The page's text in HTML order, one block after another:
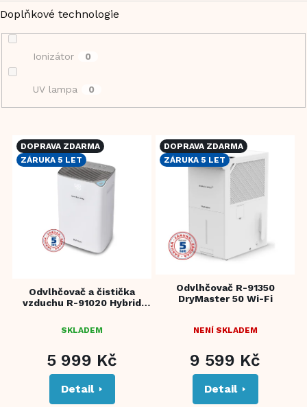
Doplňkové technologie
Ionizátor 0
UV lampa 0
DOPRAVA ZDARMA
ZÁRUKA 5 LET
Odvlhčovač a čistička
vzduchu R-91020 Hybrid
SKLADEM
5 999 Kč
Detail
DOPRAVA ZDARMA
ZÁRUKA 5 LET
Odvlhčovač R-91350
DryMaster 50 Wi-Fi
NENÍ SKLADEM
9 599 Kč
Detail